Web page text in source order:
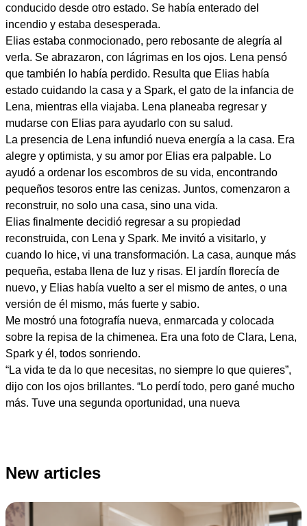
conducido desde otro estado. Se había enterado del
incendio y estaba desesperada.
Elias estaba conmocionado, pero rebosante de alegría al
verla. Se abrazaron, con lágrimas en los ojos. Lena pensó
que también lo había perdido. Resulta que Elias había
estado cuidando la casa y a Spark, el gato de la infancia de
Lena, mientras ella viajaba. Lena planeaba regresar y
mudarse con Elias para ayudarlo con su salud.
La presencia de Lena infundió nueva energía a la casa. Era
alegre y optimista, y su amor por Elias era palpable. Lo
ayudó a ordenar los escombros de su vida, encontrando
pequeños tesoros entre las cenizas. Juntos, comenzaron a
reconstruir, no solo una casa, sino una vida.
Elias finalmente decidió regresar a su propiedad
reconstruida, con Lena y Spark. Me invitó a visitarlo, y
cuando lo hice, vi una transformación. La casa, aunque más
pequeña, estaba llena de luz y risas. El jardín florecía de
nuevo, y Elias había vuelto a ser el mismo de antes, o una
versión de él mismo, más fuerte y sabio.
Me mostró una fotografía nueva, enmarcada y colocada
sobre la repisa de la chimenea. Era una foto de Clara, Lena,
Spark y él, todos sonriendo.
“La vida te da lo que necesitas, no siempre lo que quieres”,
dijo con los ojos brillantes. “Lo perdí todo, pero gané mucho
más. Tuve una segunda oportunidad, una nueva
New articles